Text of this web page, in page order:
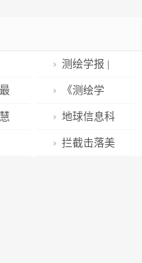
测绘学报 |
林东方：顾及
地表散射贡献
与多基线参数
《测绘学
报》2023年第
2期目录
地球信息科
学学报 | 基于
拦截击落美